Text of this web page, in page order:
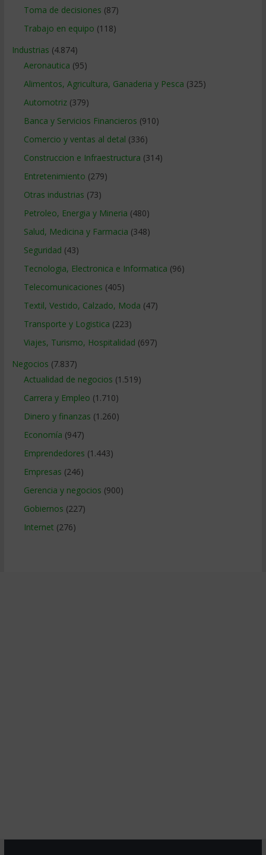
Toma de decisiones (87)
Trabajo en equipo (118)
Industrias (4.874)
Aeronautica (95)
Alimentos, Agricultura, Ganaderia y Pesca (325)
Automotriz(379)
Banca y Servicios Financieros (910)
Comercio y ventas al detal (336)
Construccion e Infraestructura (314)
Entretenimiento (279)
Otras industrias (73)
Petroleo, Energia y Mineria (480)
Salud, Medicina y Farmacia (348)
Seguridad (43)
Tecnologia, Electronica e Informatica (96)
Telecomunicaciones (405)
Textil, Vestido, Calzado, Moda (47)
Transporte y Logistica (223)
Viajes, Turismo, Hospitalidad (697)
Negocios (7.837)
Actualidad de negocios (1.519)
Carrera y Empleo (1.710)
Dinero y finanzas (1.260)
Economía (947)
Emprendedores (1.443)
Empresas (246)
Gerencia y negocios (900)
Gobiernos (227)
Internet (276)